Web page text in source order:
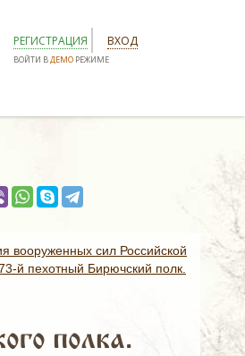
РЕГИСТРАЦИЯ ВХОД
ВОЙТИ ВДЕМО РЕЖИМЕ
вооруженных сил Российской
й пехотный Бирючский полк.
полка.